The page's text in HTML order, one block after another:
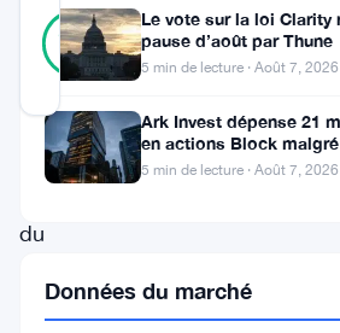
91%
RÉEL
Vérifié
votes
Mis à jour 2 ans il y a
du
Le vote sur la loi Clarity
pause d’août par Thune
5 min de lecture · Août 7, 2026
Ark Invest dépense 21
en actions Block
5 min de lecture · Août 7, 2026
Données du marché